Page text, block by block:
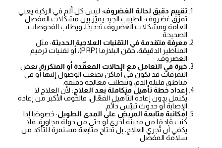
تقييم دقيق لحالة الغضروف: ليس كل ألم في الركبة يعني
تمزّق غضروف؛ الطبيب الجيد يميّز بين مشكلات المفصل
العامة ومشكلات الغضروف تحديدًا، ويطلب الفحوصات
الصحيحة.
معرفة متقدمة في التقنيات العلاجية الحديثة: مثل
المناظير الدقيقة، حقن البلازما (PRP)، أو تقنيات ترميم
الغضروف.
خبرة في التعامل مع الحالات المعقّدة أو المتكررة: بعض
التمزقات قد تكون في أماكن يصعب الوصول إليها أو في
مناطق قليلة الدم، وتتطلب معالجة دقيقة.
إعداد خطة تأهيل متكاملة بعد العلاج : لأن العلاج لا
يكتمل بدون إعادة التأهيل الفعّال، فالخوف الأكبر من إعادة
الإصابة أو حدوث تيبّس دائم.
إمكانية متابعة المريض على المدى الطويل: خصوصًا إذا
كنت قادمًا من مدينة أخرى أو حتى من دولة مجاورة، فلا
يكفي أن تُجري العلاج، بل تحتاج متابعة مستمرة للتأكد من
سلامة المفصل.